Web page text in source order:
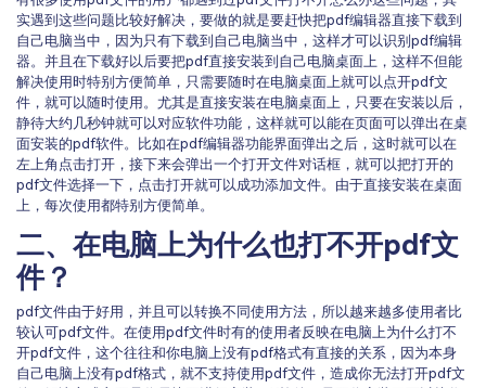
实遇到这些问题比较好解决，要做的就是要赶快把pdf编辑器直接下载到
自己电脑当中，因为只有下载到自己电脑当中，这样才可以识别pdf编辑
器。并且在下载好以后要把pdf直接安装到自己电脑桌面上，这样不但能
解决使用时特别方便简单，只需要随时在电脑桌面上就可以点开pdf文
件，就可以随时使用。尤其是直接安装在电脑桌面上，只要在安装以后，
静待大约几秒钟就可以对应软件功能，这样就可以能在页面可以弹出在桌
面安装的pdf软件。比如在pdf编辑器功能界面弹出之后，这时就可以在
左上角点击打开，接下来会弹出一个打开文件对话框，就可以把打开的
pdf文件选择一下，点击打开就可以成功添加文件。由于直接安装在桌面
上，每次使用都特别方便简单。
二、在电脑上为什么也打不开pdf文
件？
pdf文件由于好用，并且可以转换不同使用方法，所以越来越多使用者比
较认可pdf文件。在使用pdf文件时有的使用者反映在电脑上为什么打不
开pdf文件，这个往往和你电脑上没有pdf格式有直接的关系，因为本身
自己电脑上没有pdf格式，就不支持使用pdf文件，造成你无法打开pdf文